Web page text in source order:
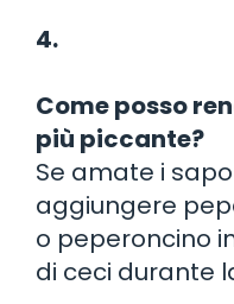
4.
Come posso
più piccante?
Se amate i
aggiungere
o peperoncino
di ceci durante